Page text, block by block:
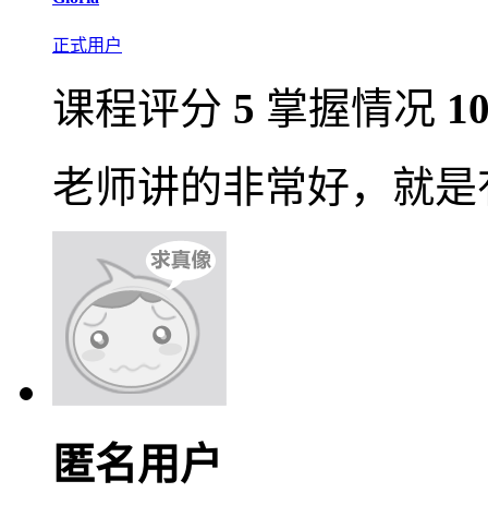
正式用户
课程评分 5 掌握情况
老师讲的非常好，就
匿名用户